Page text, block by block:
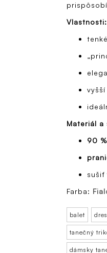
Vlastnosti:
Materiál
90
sušiť
Farba:
balet dres
tanečný
dámsky